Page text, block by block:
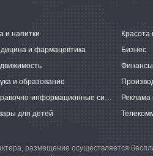
и напитки Красота
и фармацевтика Бизнес
Финансы
и образование
Справочно-информационные системы
для детей
размещение осуществляется